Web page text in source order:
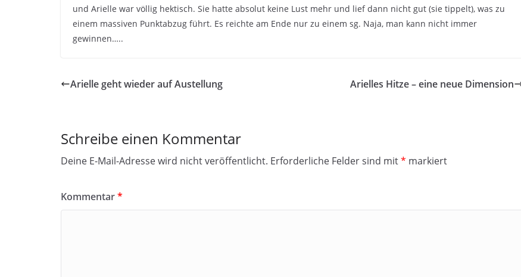
und Arielle war völlig hektisch. Sie hatte absolut keine Lust mehr und lief dann nicht gut (sie tippelt), was zu
einem massiven Punktabzug führt. Es reichte am Ende nur zu einem sg. Naja, man kann nicht immer
gewinnen…..
Arielle geht wieder auf Austellung Arielles Hitze – eine neue Dimension
Schreibe einen Kommentar
Deine E-Mail-Adresse wird nicht veröffentlicht. Erforderliche Felder sind mit* markiert
Kommentar*